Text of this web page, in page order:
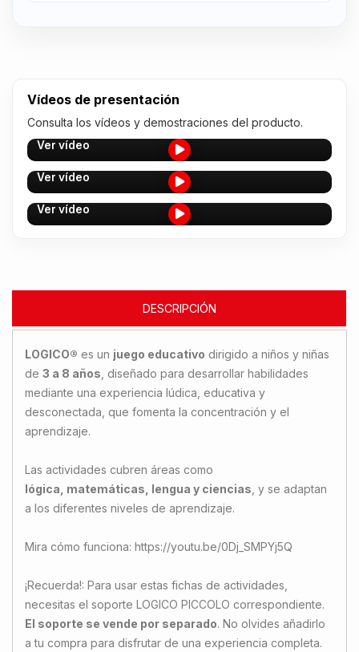
Vídeos de presentación
Consulta los vídeos y demostraciones del producto.
Ver vídeo
Ver vídeo
Ver vídeo
DESCRIPCIÓN
LOGICO® es un juego educativo dirigido a niños y niñas
de 3 a 8 años , diseñado para desarrollar habilidades
mediante una experiencia lúdica, educativa y
desconectada, que fomenta la concentración y el
aprendizaje.
Las actividades cubren áreas como
lógica, matemáticas, lengua y ciencias , y se adaptan
a los diferentes niveles de aprendizaje.
Mira cómo funciona: https://youtu.be/0Dj_SMPYj5Q
¡Recuerda!: Para usar estas fichas de actividades,
necesitas el soporte LOGICO PICCOLO correspondiente.
El soporte se vende por separado. No olvides añadirlo
a tu compra para disfrutar de una experiencia completa.